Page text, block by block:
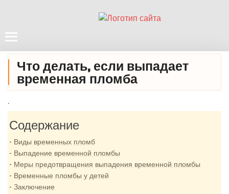
Что делать, если выпадает
временная пломба
.
Содержание
Виды временных пломб
Выпадение временной пломбы
Меры предотвращения выпадения временной пломбы
Временные пломбы у детей
Заключение